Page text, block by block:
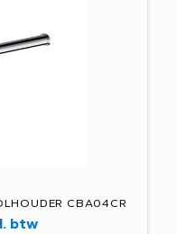
CBA04CR
btw